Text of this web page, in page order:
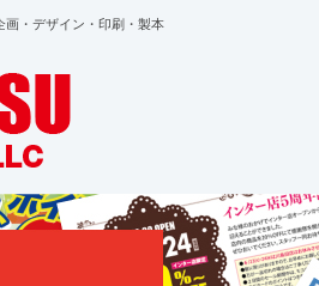
・デザイン・印刷・製本